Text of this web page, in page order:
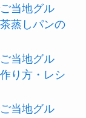
当地グル
蒸しパンの
当地グル
り方・レシ
当地グル